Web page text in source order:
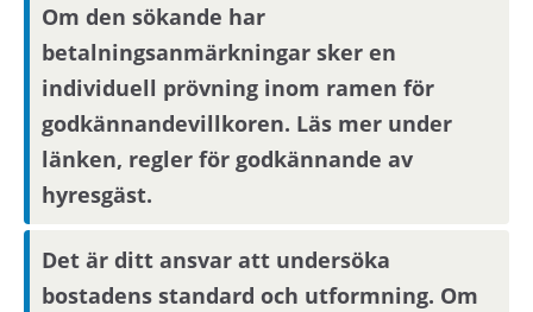
visningsinbjudan via Mina sidor.
Boendereferenser
Om du blir aktuell för bostaden behöver du
kontakta din nuvarande hyresvärd och
godkänna att denne lämnar ut
boendereferenser om dig till den nya
hyresvärden.
Om den sökande har
betalningsanmärkningar sker en
individuell prövning inom ramen för
godkännandevillkoren. Läs mer under
länken, regler för godkännande av
hyresgäst.
Det är ditt ansvar att undersöka
bostadens standard och utformning. Om